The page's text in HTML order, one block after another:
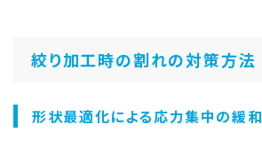
絞り加工時の割れの対策方法
形状最適化による応力集中の緩和